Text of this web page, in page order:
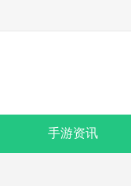
手游资讯